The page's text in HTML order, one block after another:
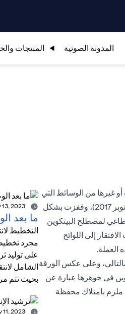
المدونة الصوتية المنتجات
غيرها من الوسائط التي
تتهافت على تغطية أخبار العملة الحديثة التي حققت معدل نمو يقارب 480٪ سنويًا حتى الآن (كما في 15 أكتوبر 2017)، وقفزت بشكل
حاليًا! رغم الانتشار الطاغي لمصطلح البيتكوين
إلى اللوائح
العملة.
وعلى عكس الورقة
في جوهرها عبارة عن
ملزم بامتلاك محفظة
ما بعد
التخطيط
مجرد
على توليد
الشامل
بحيث تتم